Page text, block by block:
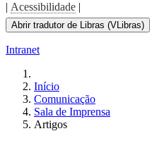
| Acessibilidade |
Abrir tradutor de Libras (VLibras)
Intranet
Início
Comunicação
Sala de Imprensa
Artigos